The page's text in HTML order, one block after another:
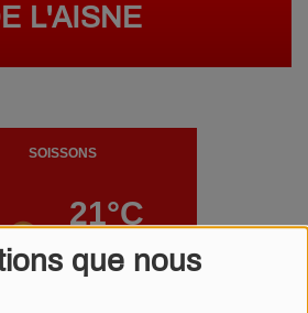
que nous
L'AISNE